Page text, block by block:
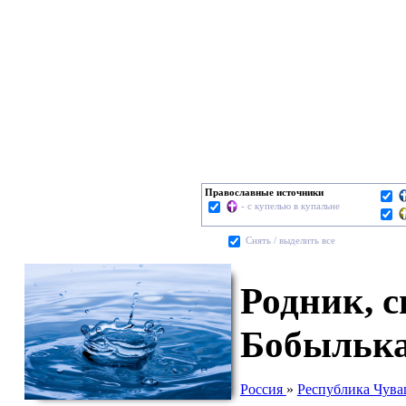
Православные источники
- с купелью в купальне
Cнять / выделить все
Родник,
Россия » Республика